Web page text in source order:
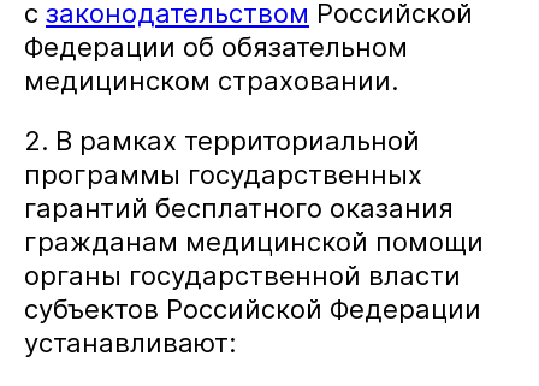
Закрыть
меню
с законодательством Российской
Федерации об обязательном
медицинском страховании.
2. В рамках территориальной
программы государственных
гарантий бесплатного оказания
гражданам медицинской помощи
органы государственной власти
субъектов Российской Федерации
устанавливают:
Написать
Email:
Позвоните
Телефон: